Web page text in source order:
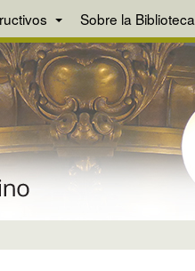
Sobre la Biblioteca